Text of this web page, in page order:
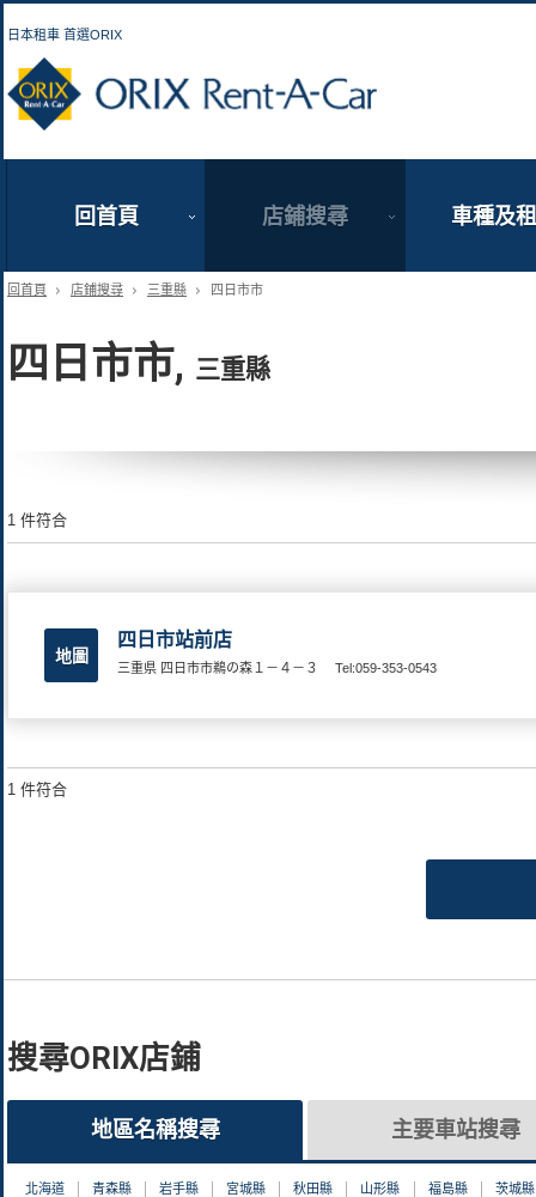
日本租車 首選ORIX
回首頁 店鋪搜尋 車種及
回首頁 店鋪搜尋 三重縣 四日市市
四日市市, 三重縣
1 件符合
地圖
四日市站前店
三重県 四日市市鵜の森１－４－３ Tel:059-353-0543
1 件符合
搜尋ORIX店鋪
地區名稱搜尋 主要車站搜尋
北海道 青森縣 岩手縣 宮城縣 秋田縣 山形縣 福島縣
茨城縣